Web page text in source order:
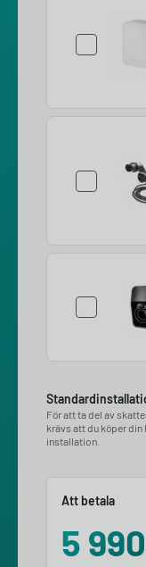
För att ta del av
krävs att du köper
installation.
Att betala
5 990